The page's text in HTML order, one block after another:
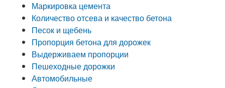
Маркировка цемента
Количество отсева и качество бетона
Песок и щебень
Пропорция бетона для дорожек
Выдерживаем пропорции
Пешеходные дорожки
Автомобильные